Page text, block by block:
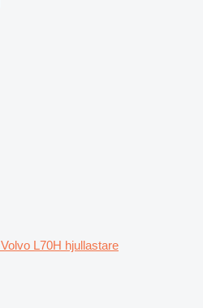
Volvo L70H hjullastare